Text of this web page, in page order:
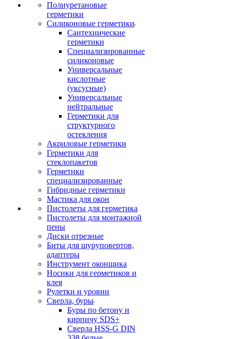
Полиуретановые
герметики
Силиконовые герметики
Сантехнические
герметики
Специализированные
силиконовые
Универсальные
кислотные
(уксусные)
Универсальные
нейтральные
Герметики для
структурного
остекления
Акриловые герметики
Герметики для
стеклопакетов
Герметики
специализированные
Гибридные герметики
Мастика для окон
Пистолеты для герметика
Пистолеты для монтажной
пены
Диски отрезные
Биты для шуруповертов,
адаптеры
Инструмент оконщика
Носики для герметиков и
клея
Рулетки и уровни
Сверла, буры
Буры по бетону и
кирпичу SDS+
Сверла HSS-G DIN